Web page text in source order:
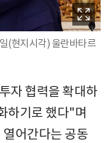
(현지시각) 울란바타르
자 협력을 확대하
하기로 했다"며
어간다는 공동